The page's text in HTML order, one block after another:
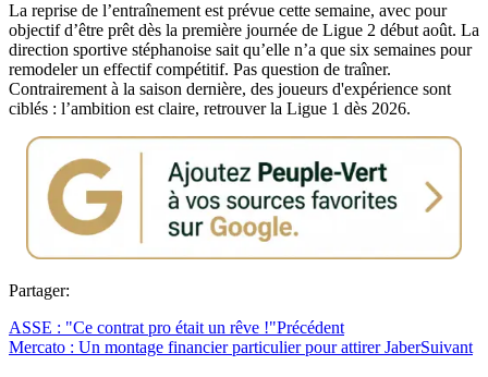
La reprise de l’entraînement est prévue cette semaine, avec pour
objectif d’être prêt dès la première journée de Ligue 2 début août. La
direction sportive stéphanoise sait qu’elle n’a que six semaines pour
remodeler un effectif compétitif. Pas question de traîner.
Contrairement à la saison dernière, des joueurs d'expérience sont
ciblés : l’ambition est claire, retrouver la Ligue 1 dès 2026.
Partager:
ASSE : "Ce contrat pro était un rêve !"Précédent
Mercato : Un montage financier particulier pour attirer JaberSuivant